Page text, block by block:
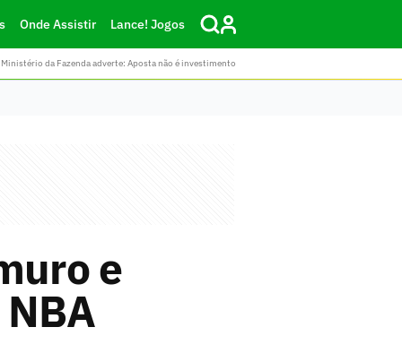
Onde Assistir Lance! Jogos
da Fazenda adverte: Aposta não é investimento
e